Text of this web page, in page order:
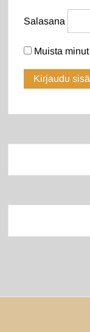
Salasana
Muista minut